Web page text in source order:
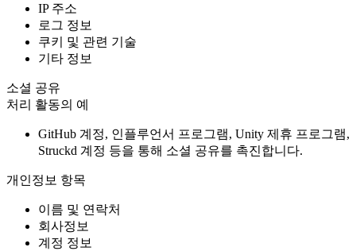
IP 주소
로그 정보
쿠키 및 관련 기술
기타 정보
소셜 공유
처리 활동의 예
GitHub 계정, 인플루언서 프로그램, Unity 제휴 프로그램,
Struckd 계정 등을 통해 소셜 공유를 촉진합니다.
개인정보 항목
이름 및 연락처
회사정보
계정 정보